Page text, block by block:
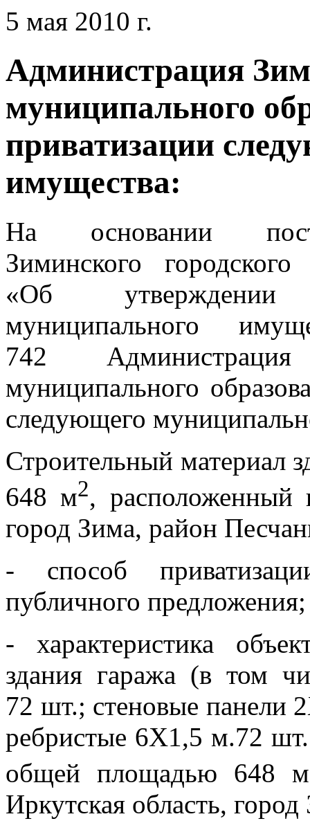
5 мая 2010 г.
Администрация
муниципального
приватизации
имущества:
На основании
Зиминского
«Об утверждении
муниципального
742
муниципального
следующего
Строительный материал
648 м2, расположенный
город Зима, район
- способ
публичного предложения;
- характеристика
здания гаража (в том
72 шт.; стеновые панели
ребристые 6Х1,5 м.72
общей площадью 648 м
Иркутская область,